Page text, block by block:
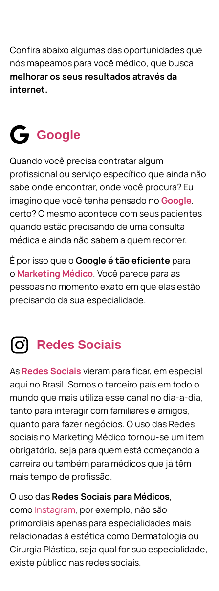
Confira abaixo algumas das oportunidades que
nós mapeamos para você médico, que busca
melhorar os seus resultados através da
internet.
Google
Quando você precisa contratar algum
profissional ou serviço específico que ainda não
sabe onde encontrar, onde você procura? Eu
imagino que você tenha pensado no Google,
certo? O mesmo acontece com seus pacientes
quando estão precisando de uma consulta
médica e ainda não sabem a quem recorrer.
É por isso que o Google é tão eficiente para
o Marketing Médico. Você parece para as
pessoas no momento exato em que elas estão
precisando da sua especialidade.
Redes Sociais
As Redes Sociais vieram para ficar, em especial
aqui no Brasil. Somos o terceiro país em todo o
mundo que mais utiliza esse canal no dia-a-dia,
tanto para interagir com familiares e amigos,
quanto para fazer negócios. O uso das Redes
sociais no Marketing Médico tornou-se um item
obrigatório, seja para quem está começando a
carreira ou também para médicos que já têm
mais tempo de profissão.
O uso das Redes Sociais para Médicos,
como Instagram, por exemplo, não são
primordiais apenas para especialidades mais
relacionadas à estética como Dermatologia ou
Cirurgia Plástica, seja qual for sua especialidade,
existe público nas redes sociais.